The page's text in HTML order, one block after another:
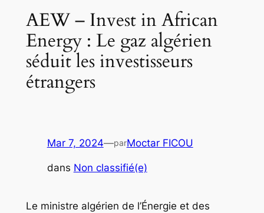
AEW – Invest in African
Energy : Le gaz algérien
séduit les investisseurs
étrangers
Mar 7, 2024—parMoctar FICOU
dans Non classifié(e)
Le ministre algérien de l’Énergie et des